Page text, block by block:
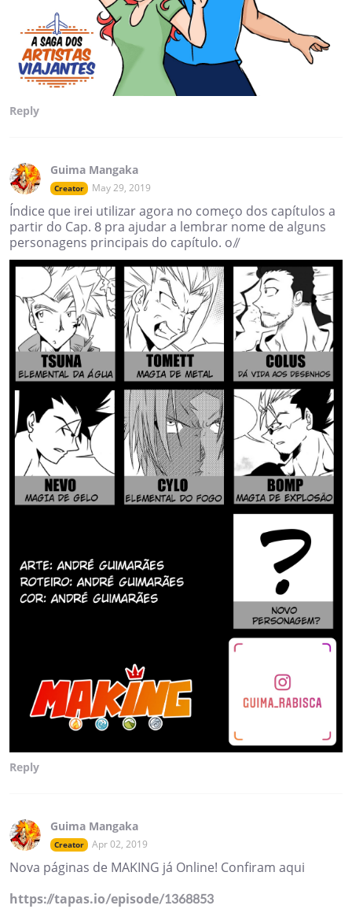
Reply
Guima Mangaka
Creator May 29, 2019
Índice que irei utilizar agora no começo dos capítulos a
partir do Cap. 8 pra ajudar a lembrar nome de alguns
personagens principais do capítulo. o//
Reply
Guima Mangaka
Creator Apr 02, 2019
Nova páginas de MAKING já Online! Confiram aqui
https://tapas.io/episode/1368853